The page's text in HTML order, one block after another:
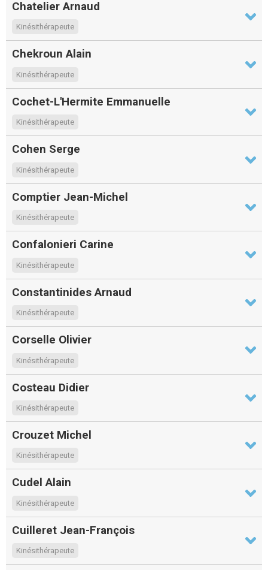
Chatelier Arnaud
Kinésithérapeute
Chekroun Alain
Kinésithérapeute
Cochet-L'Hermite Emmanuelle
Kinésithérapeute
Cohen Serge
Kinésithérapeute
Comptier Jean-Michel
Kinésithérapeute
Confalonieri Carine
Kinésithérapeute
Constantinides Arnaud
Kinésithérapeute
Corselle Olivier
Kinésithérapeute
Costeau Didier
Kinésithérapeute
Crouzet Michel
Kinésithérapeute
Cudel Alain
Kinésithérapeute
Cuilleret Jean-François
Kinésithérapeute